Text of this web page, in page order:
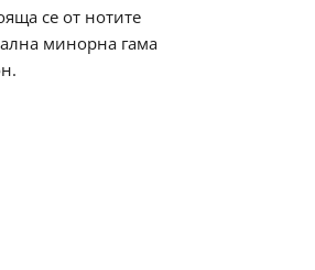
се от нотите
минорна гама